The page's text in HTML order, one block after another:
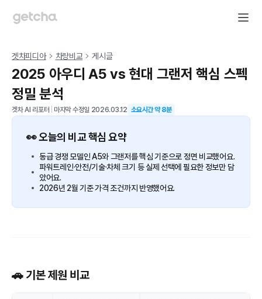
겟차피디아 차량비교 게시글
2025 아우디 A5 vs 현대 그랜저 핵심 스펙
정밀 분석
겟차 AI 리포터 마지막 수정일 2026.03.12 소요시간 약8분
👀 오늘의 비교 핵심 요약
동급 경쟁 모델인 A5와 그랜저를 핵심 기준으로 정면 비교했어요.
파워트레인·안전/기술·차체 크기 등 실제 선택에 필요한 정보만 담
았어요.
2026년 2월 기준 가격 조건까지 반영했어요.
🚗 기본 제원 비교